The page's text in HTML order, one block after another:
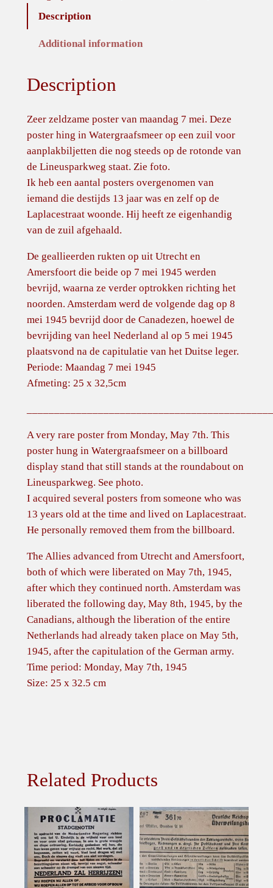
r
e
o
s
t
e
r
"
W
a
n
e
e
r
k
o
m
e
n
n
z
e
b
e
v
r
i
d
e
r
s
?
"
q
u
a
Description
Additional information
Description
Zeer zeldzame poster van maandag 7 mei. Deze
poster hing in Watergraafsmeer op een zuil voor
aanplakbiljetten die nog steeds op de rotonde van
de Lineusparkweg staat. Zie foto.
Ik heb een aantal posters overgenomen van
iemand die destijds 13 jaar was en zelf op de
Laplacestraat woonde. Hij heeft ze eigenhandig
van de zuil afgehaald.
De geallieerden rukten op uit Utrecht en
Amersfoort die beide op 7 mei 1945 werden
bevrijd, waarna ze verder optrokken richting het
noorden. Amsterdam werd de volgende dag op 8
mei 1945 bevrijd door de Canadezen, hoewel de
bevrijding van heel Nederland al op 5 mei 1945
plaatsvond na de capitulatie van het Duitse leger.
Periode: Maandag 7 mei 1945
Afmeting: 25 x 32,5cm
A very rare poster from Monday, May 7th. This
poster hung in Watergraafsmeer on a billboard
display stand that still stands at the roundabout on
Lineusparkweg. See photo.
I acquired several posters from someone who was
13 years old at the time and lived on Laplacestraat.
He personally removed them from the billboard.
The Allies advanced from Utrecht and Amersfoort,
both of which were liberated on May 7th, 1945,
after which they continued north. Amsterdam was
liberated the following day, May 8th, 1945, by the
Canadians, although the liberation of the entire
Netherlands had already taken place on May 5th,
1945, after the capitulation of the German army.
Time period: Monday, May 7th, 1945
Size: 25 x 32.5 cm
Related Products